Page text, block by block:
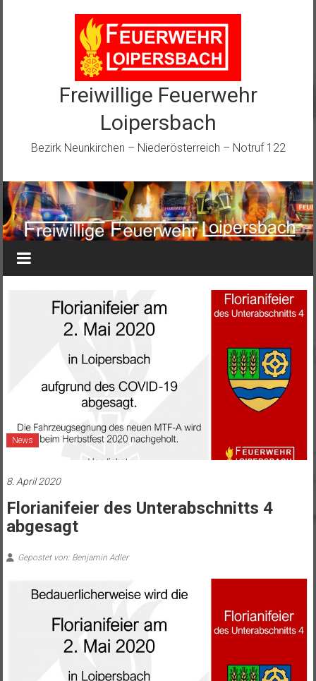
Freiwillige Feuerwehr
Loipersbach
Bezirk Neunkirchen – Niederösterreich – Notruf 122
News
8. April 2020
Florianifeier des Unterabschnitts 4
abgesagt
Gepostet von: Benjamin Adler